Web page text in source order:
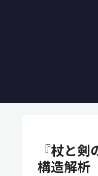
『杖と
構造解析